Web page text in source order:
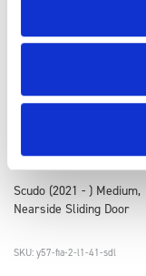
Scudo (2021 - ) Medium,
Nearside Sliding Door
SKU: y57-fia-2-l1-41-sdl